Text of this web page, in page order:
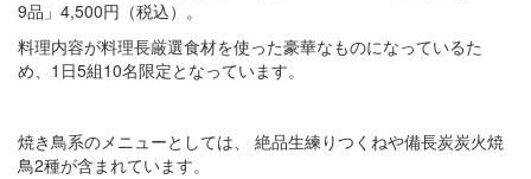
9品」4,500円（税込）。
料理内容が料理長厳選食材を使った豪華なものになっているた
め、1日5組10名限定となっています。
焼き鳥系のメニューとしては、 絶品生練りつくねや備長炭炭火焼
鳥2種が含まれています。